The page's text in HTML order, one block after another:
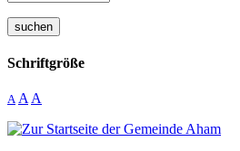
suchen
Schriftgröße
A A A